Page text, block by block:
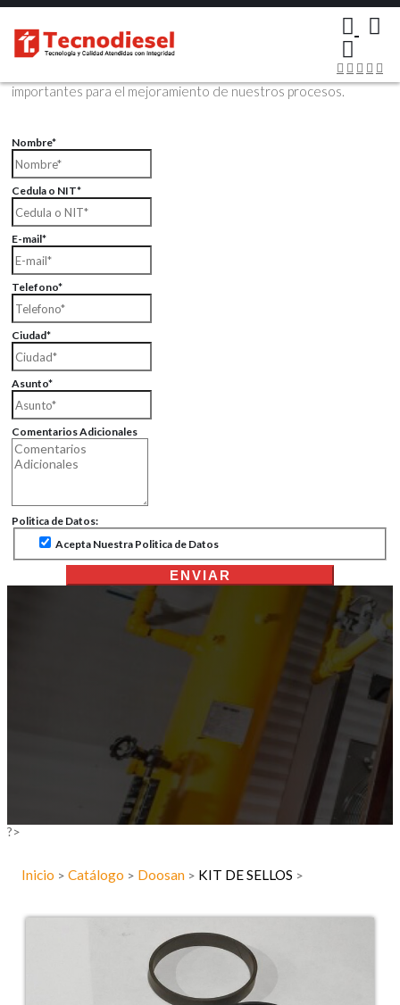
Contáctenos Vía Email
Envíenos sus datos con sus comentarios, sus opiniones son muy
importantes para el mejoramiento de nuestros procesos.
Nombre*
Cedula o NIT*
E-mail*
Telefono*
Ciudad*
Asunto*
Comentarios Adicionales
Politica de Datos:
Acepta Nuestra Politica de Datos
ENVIAR
?>
Inicio > Catálogo > Doosan > KIT DE SELLOS >